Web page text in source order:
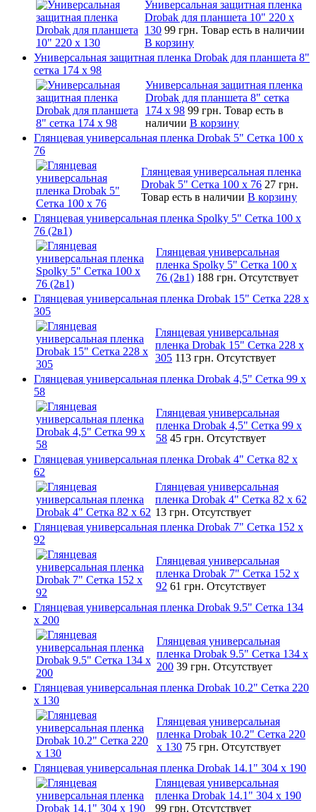
Универсальная защитная пленка
Drobak для планшета 10" 220 x
130 99 грн. Товар есть в наличии
В корзину
Универсальная защитная пленка Drobak для планшета 8"
сетка 174 x 98
Универсальная защитная пленка
Drobak для планшета 8" сетка
174 x 98 99 грн. Товар есть в
наличии В корзину
Глянцевая универсальная пленка Drobak 5" Сетка 100 x
76
Глянцевая универсальная пленка
Drobak 5" Сетка 100 x 76 27 грн.
Товар есть в наличии В корзину
Глянцевая универсальная пленка Spolky 5" Сетка 100 x
76 (2в1)
Глянцевая универсальная
пленка Spolky 5" Сетка 100 x
76 (2в1) 188 грн. Отсутствует
Глянцевая универсальная пленка Drobak 15" Сетка 228 x
305
Глянцевая универсальная
пленка Drobak 15" Сетка 228 x
305 113 грн. Отсутствует
Глянцевая универсальная пленка Drobak 4,5" Сетка 99 x
58
Глянцевая универсальная
пленка Drobak 4,5" Сетка 99 x
58 45 грн. Отсутствует
Глянцевая универсальная пленка Drobak 4" Сетка 82 x
62
Глянцевая универсальная
пленка Drobak 4" Сетка 82 x 62
13 грн. Отсутствует
Глянцевая универсальная пленка Drobak 7" Сетка 152 x
92
Глянцевая универсальная
пленка Drobak 7" Сетка 152 x
92 61 грн. Отсутствует
Глянцевая универсальная пленка Drobak 9.5" Сетка 134
x 200
Глянцевая универсальная
пленка Drobak 9.5" Сетка 134 x
200 39 грн. Отсутствует
Глянцевая универсальная пленка Drobak 10.2" Сетка 220
x 130
Глянцевая универсальная
пленка Drobak 10.2" Сетка 220
x 130 75 грн. Отсутствует
Глянцевая универсальная пленка Drobak 14.1" 304 х 190
Глянцевая универсальная
пленка Drobak 14.1" 304 х 190
99 грн. Отсутствует